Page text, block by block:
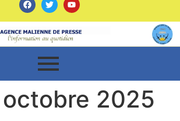
octobre 2025